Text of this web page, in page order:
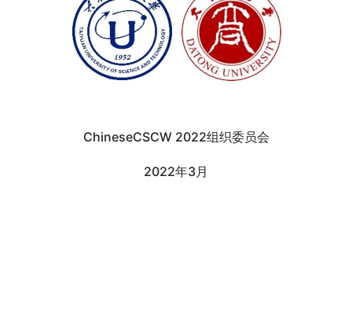
ChineseCSCW 2022组织委员会
2022年3月